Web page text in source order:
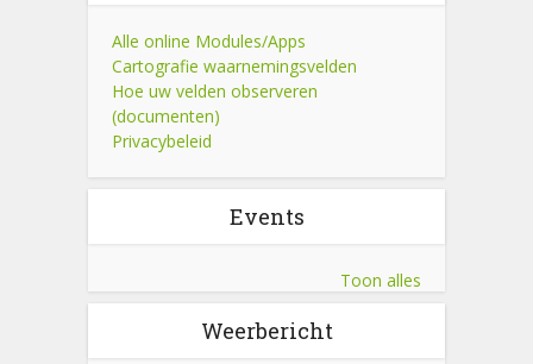
Alle online Modules/Apps
Cartografie waarnemingsvelden
Hoe uw velden observeren
(documenten)
Privacybeleid
Events
Toon alles
Weerbericht